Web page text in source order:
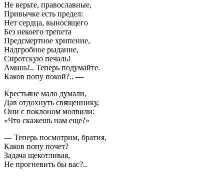
Не верьте, православные,
Привычке есть предел:
Нет сердца, выносящего
Без некоего трепета
Предсмертное хрипение,
Надгробное рыдание,
Сиротскую печаль!
Аминь!.. Теперь подумайте.
Каков попу покой?.. —
Крестьяне мало думали,
Дав отдохнуть священнику,
Они с поклоном молвили:
«Что скажешь нам еще?»
— Теперь посмотрим, братия,
Каков попу почет?
Задача щекотливая,
Не прогневить бы вас?..